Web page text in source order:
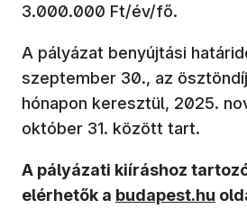
3.000.000 Ft/év/fő.
A pályázat benyújtási
szeptember 30., az
hónapon keresztül, 2025.
október 31. között tart.
A pályázati kiíráshoz
elérhetők a budapest.hu